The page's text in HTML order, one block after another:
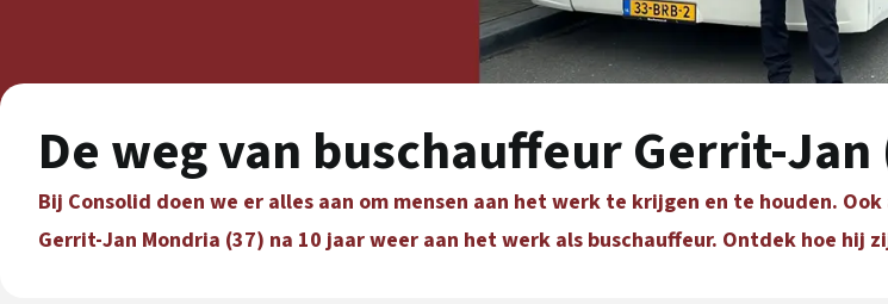
De weg van buschauffeur Gerrit-Jan
Bij Consolid doen we er alles aan om mensen aan het werk te krijgen en te houden.
Gerrit-Jan Mondria (37) na 10 jaar weer aan het werk als buschauffeur. Ontdek hoe hij